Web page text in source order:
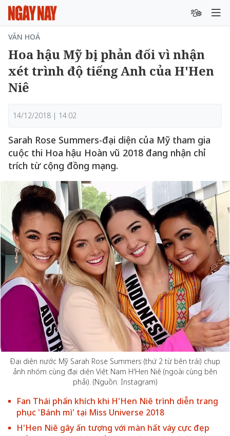
VĂN HOÁ
Hoa hậu Mỹ bị phản đối vì nhận
xét trình độ tiếng Anh của H'Hen
Niê
14/12/2018 | 14:02
Sarah Rose Summers-đại diện của Mỹ tham gia
cuộc thi Hoa hậu Hoàn vũ 2018 đang nhận chỉ
trích từ cộng đồng mạng.
Đại diện nước Mỹ Sarah Rose Summers (thứ 2 từ bên trái) chụp
ảnh nhóm cùng đại diện Việt Nam H'Hen Niê (ngoài cùng bên
phải). (Nguồn: Instagram)
Fan Thái phấn khích khi H'Hen Niê trình diễn trang
phục 'Bánh mì' tại Miss Universe 2018
H'Hen Niê gây ấn tượng với màn hất váy cực đẹp